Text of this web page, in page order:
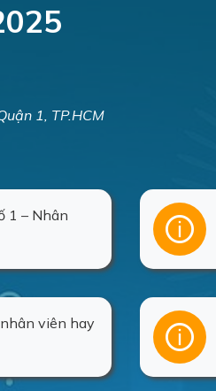
1, TP.HCM
1 – Nhân
viên hay